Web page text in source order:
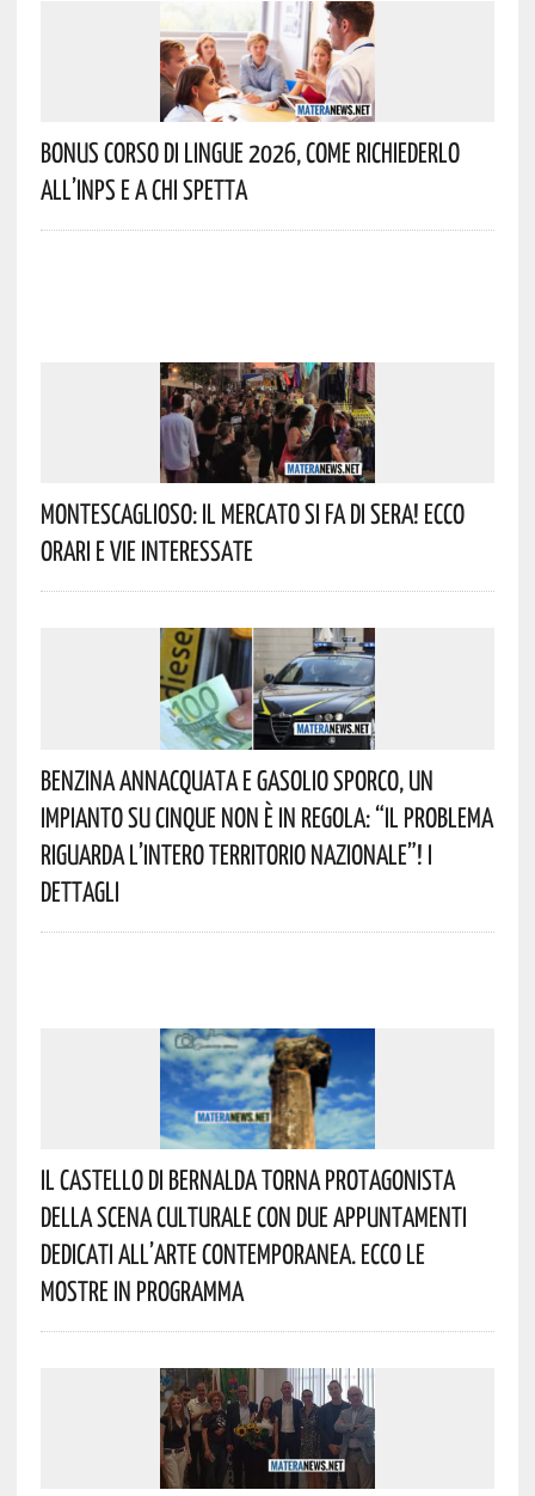
Bonus Corso Di Lingue 2026, Come Richiederlo
All’INPS E A Chi Spetta
Montescaglioso: Il Mercato Si Fa Di Sera! Ecco
Orari E Vie Interessate
Benzina Annacquata E Gasolio Sporco, Un
Impianto Su Cinque Non È In Regola: “il Problema
Riguarda L’intero Territorio Nazionale”! I
Dettagli
Il Castello Di Bernalda Torna Protagonista
Della Scena Culturale Con Due Appuntamenti
Dedicati All’arte Contemporanea. Ecco Le
Mostre In Programma